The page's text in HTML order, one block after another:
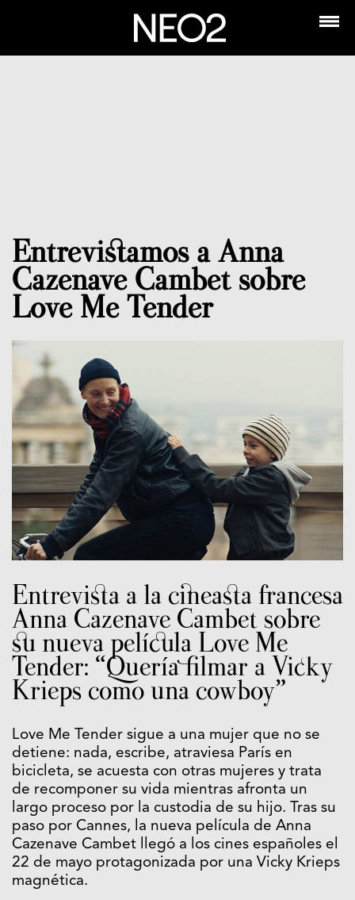
Entrevistamos a Anna
Cazenave Cambet sobre
Love Me Tender
Entrevista a la cineasta francesa
Anna Cazenave Cambet sobre
su nueva película Love Me
Tender: “Quería filmar a Vicky
Krieps como una cowboy”
Love Me Tender sigue a una mujer que no se
detiene: nada, escribe, atraviesa París en
bicicleta, se acuesta con otras mujeres y trata
de recomponer su vida mientras afronta un
largo proceso por la custodia de su hijo. Tras su
paso por Cannes, la nueva película de Anna
Cazenave Cambet llegó a los cines españoles el
22 de mayo protagonizada por una Vicky Krieps
magnética.